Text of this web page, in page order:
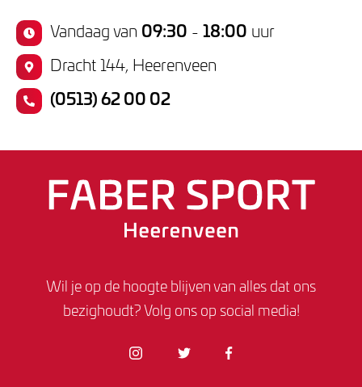
Vandaag van 09:30 - 18:00 uur
Dracht 144, Heerenveen
(0513) 62 00 02
Wil je op de hoogte blijven van alles dat ons
bezighoudt? Volg ons op social media!